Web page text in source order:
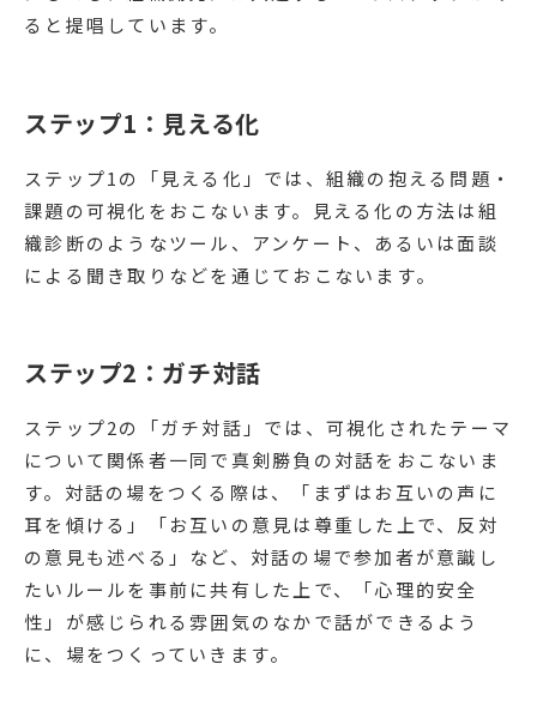
ると提唱しています。
ステップ1：見える化
ステップ1の「見える化」では、組織の抱える問題・
課題の可視化をおこないます。見える化の方法は組
織診断のようなツール、アンケート、あるいは面談
による聞き取りなどを通じておこないます。
ステップ2：ガチ対話
ステップ2の「ガチ対話」では、可視化されたテーマ
について関係者一同で真剣勝負の対話をおこないま
す。対話の場をつくる際は、「まずはお互いの声に
耳を傾ける」「お互いの意見は尊重した上で、反対
の意見も述べる」など、対話の場で参加者が意識し
たいルールを事前に共有した上で、「心理的安全
性」が感じられる雰囲気のなかで話ができるよう
に、場をつくっていきます。